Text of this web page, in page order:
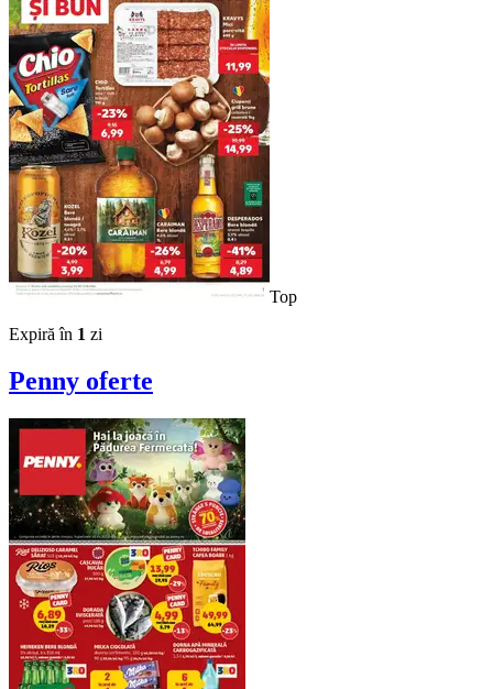
Top
Expiră în 1 zi
Penny oferte